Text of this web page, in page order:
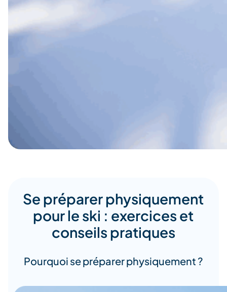
Se préparer physiquement
pour le ski : exercices et
conseils pratiques
Pourquoi se préparer physiquement ?